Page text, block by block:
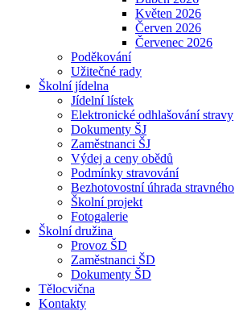
Květen 2026
Červen 2026
Červenec 2026
Poděkování
Užitečné rady
Školní jídelna
Jídelní lístek
Elektronické odhlašování stravy
Dokumenty ŠJ
Zaměstnanci ŠJ
Výdej a ceny obědů
Podmínky stravování
Bezhotovostní úhrada stravného
Školní projekt
Fotogalerie
Školní družina
Provoz ŠD
Zaměstnanci ŠD
Dokumenty ŠD
Tělocvična
Kontakty